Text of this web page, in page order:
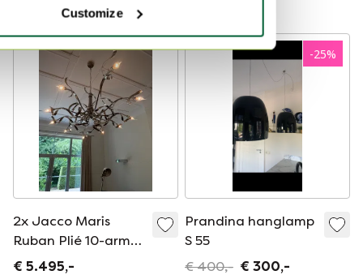
Customize
2x Jacco Maris
Ruban Plié 10-arm
Hanglamp – Chroom
€ 5.495,-
-25%
Prandina hanglamp
S 55
€ 400,- € 300,-